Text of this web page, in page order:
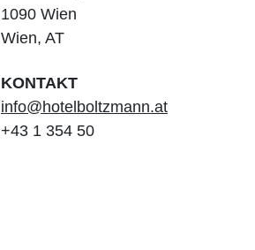
1090 Wien
Wien, AT
KONTAKT
info@hotelboltzmann.at
+43 1 354 50